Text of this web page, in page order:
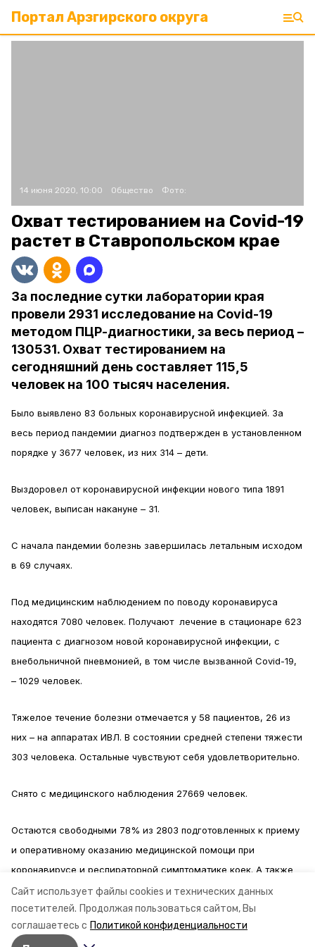
Сайт использует файлы cookies и технических данных
посетителей. Продолжая пользоваться сайтом, Вы
соглашаетесь с Политикой конфиденциальности
Портал Арзгирского округа
14 июня 2020, 10:00 Общество Фото:
Охват тестированием на Covid-19
растет в Ставропольском крае
За последние сутки лаборатории края
провели 2931 исследование на Covid-19
методом ПЦР-диагностики, за весь период –
130531. Охват тестированием на
сегодняшний день составляет 115,5
человек на 100 тысяч населения.
Было выявлено 83 больных коронавирусной инфекцией. За
весь период пандемии диагноз подтвержден в установленном
порядке у 3677 человек, из них 314 – дети.
Выздоровел от коронавирусной инфекции нового типа 1891
человек, выписан накануне – 31.
С начала пандемии болезнь завершилась летальным исходом
в 69 случаях.
Под медицинским наблюдением по поводу коронавируса
находятся 7080 человек. Получают лечение в стационаре 623
пациента с диагнозом новой коронавирусной инфекции, с
внебольничной пневмонией, в том числе вызванной Covid-19,
– 1029 человек.
Тяжелое течение болезни отмечается у 58 пациентов, 26 из
них – на аппаратах ИВЛ. В состоянии средней степени тяжести
303 человека. Остальные чувствуют себя удовлетворительно.
Снято с медицинского наблюдения 27669 человек.
Остаются свободными 78% из 2803 подготовленных к приему
и оперативному оказанию медицинской помощи при
коронавирусе и респираторной симптоматике коек. А также
свободны на 79% реанимационные койки.Информация:
Минздрав СК